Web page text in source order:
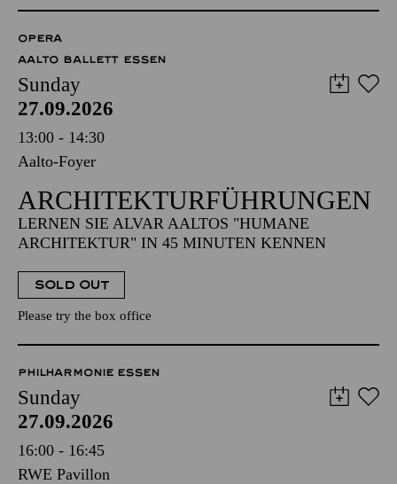
OPERA
AALTO BALLETT ESSEN
Sunday
27.09.2026
13:00 - 14:30
Aalto-Foyer
ARCHITEKTUR­FÜHRUNGEN
LERNEN SIE ALVAR AALTOS "HUMANE
ARCHITEKTUR" IN 45 MINUTEN KENNEN
SOLD OUT
Please try the box office
PHILHARMONIE ESSEN
Sunday
27.09.2026
16:00 - 16:45
RWE Pavillon